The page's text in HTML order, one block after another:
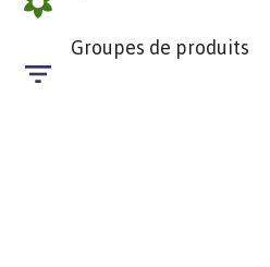
Groupes de produits